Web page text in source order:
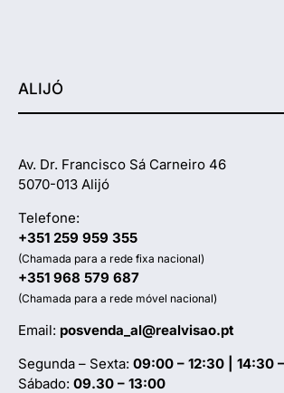
ALIJÓ
Av. Dr. Francisco Sá Carneiro 46
5070-013 Alijó
Telefone:
+351 259 959 355
(Chamada para a rede fixa nacional)
+351 968 579 687
(Chamada para a rede móvel nacional)
Email: posvenda_al@realvisao.pt
Segunda – Sexta: 09:00 – 12:30 | 14:30
Sábado: 09.30 – 13:00